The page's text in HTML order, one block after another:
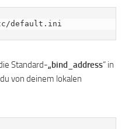
default.ini
Standard-„bind_address“ in
von deinem lokalen